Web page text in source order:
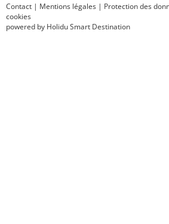
Contact | Mentions légales | Protection des
cookies
powered by Holidu Smart Destination